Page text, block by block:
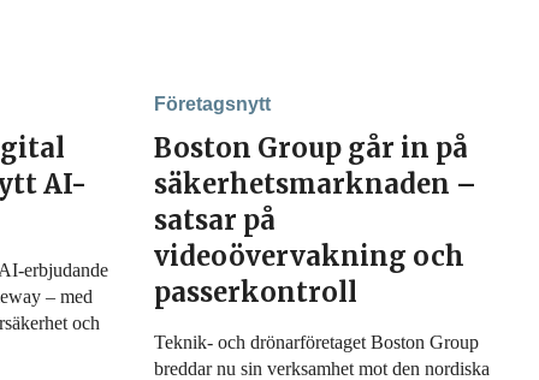
AI-
erbjudande
– med
och
Företagsnytt
Boston Group går in på
säkerhetsmarknaden –
satsar på
videoövervakning och
passerkontroll
Teknik- och drönarföretaget Boston Group
breddar nu sin verksamhet mot den nordiska